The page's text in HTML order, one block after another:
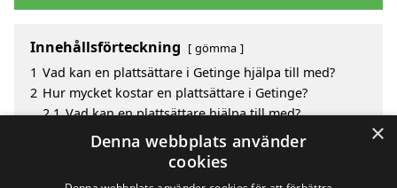
Innehållsförteckning gömma
1 Vad kan en plattsättare i Getinge hjälpa till med?
2 Hur mycket kostar en plattsättare i Getinge?
2.1 Vad kan en plattsättare hjälpa till med?
Fördelar med att välja plattsättare i Getinge
Sök efter en skicklig plattsättare i de omgivande
×
Denna webbplats använder
cookies